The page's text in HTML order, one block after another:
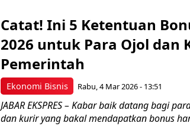
Ekonomi Bisnis
Catat! Ini 5 Ketentuan
2026 untuk Para Ojol dan
Pemerintah
Rabu, 4 Mar 2026 - 13:51
JABAR EKSPRES – Kabar baik datang bagi
dan kurir yang bakal mendapatkan bonus